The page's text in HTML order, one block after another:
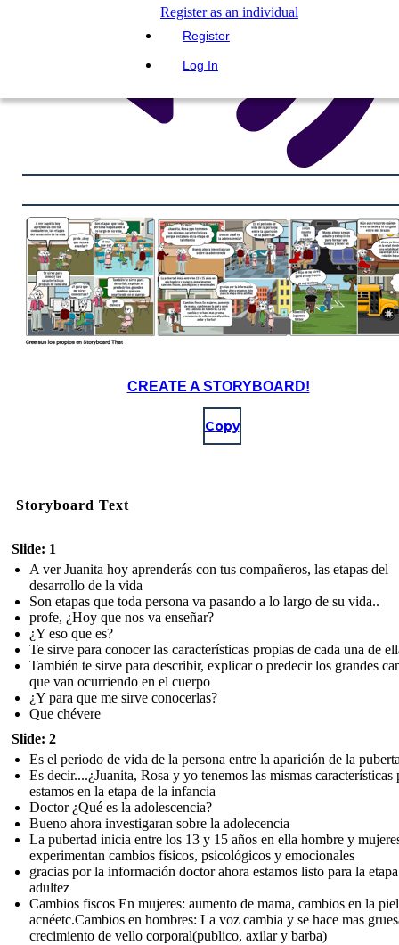
Register as an individual
Register
Log In
CREATE A STORYBOARD!
Copy
Storyboard Text
Slide: 1
A ver Juanita hoy aprenderás con tus compañeros, las etapas del
desarrollo de la vida
Son etapas que toda persona va pasando a lo largo de su vida..
profe, ¿Hoy que nos va enseñar?
¿Y eso que es?
Te sirve para conocer las características propias de cada una de
También te sirve para describir, explicar o predecir los grandes
que van ocurriendo en el cuerpo
¿Y para que me sirve conocerlas?
Que chévere
Slide: 2
Es el periodo de vida de la persona entre la aparición de la
Es decir....¿Juanita, Rosa y yo tenemos las mismas características
estamos en la etapa de la infancia
Doctor ¿Qué es la adolescencia?
Bueno ahora investigaran sobre la adolecencia
La pubertad inicia entre los 13 y 15 años en ella hombre y
experimentan cambios físicos, psicológicos y emocionales
gracias por la información doctor ahora estamos listo para la
adultez
Cambios fiscos En mujeres: aumento de mama, cambios en la
acnéetc.Cambios en hombres: La voz cambia y se hace mas
crecimiento de vello corporal(publico, axilar y barba)